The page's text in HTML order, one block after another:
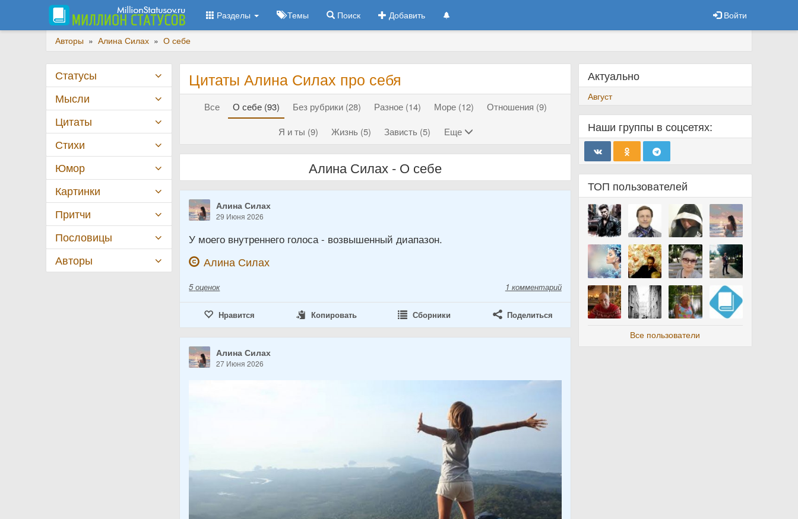
Разделы Темы Поиск Добавить Войти
Авторы » Алина Силах » О себе
Цитаты Алина Силах про себя
Все О себе (93) Без рубрики (28) Разное (14) Море (12)
Отношения (9)
Я и ты (9)
Жизнь (5) Зависть (5) Еще
Алина Силах - О себе
Алина Силах
29 Июня 2026
У моего внутреннего голоса - возвышенный диапазон.
Алина Силах
5 оценок 1 комментарий
Нравится Копировать Сборники Поделиться
Алина Силах
27 Июня 2026
Актуально
Август
Наши группы в соцсетях:
ТОП пользователей
Все пользователи
Статусы
Мысли
Цитаты
Стихи
Юмор
Картинки
Притчи
Пословицы
Авторы